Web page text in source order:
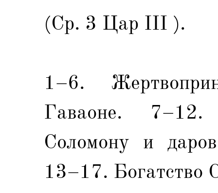
(Ср. 3 Цар III ).
1–6.
Гаваоне. 7–12.
Соломону и
13–17. Богатство